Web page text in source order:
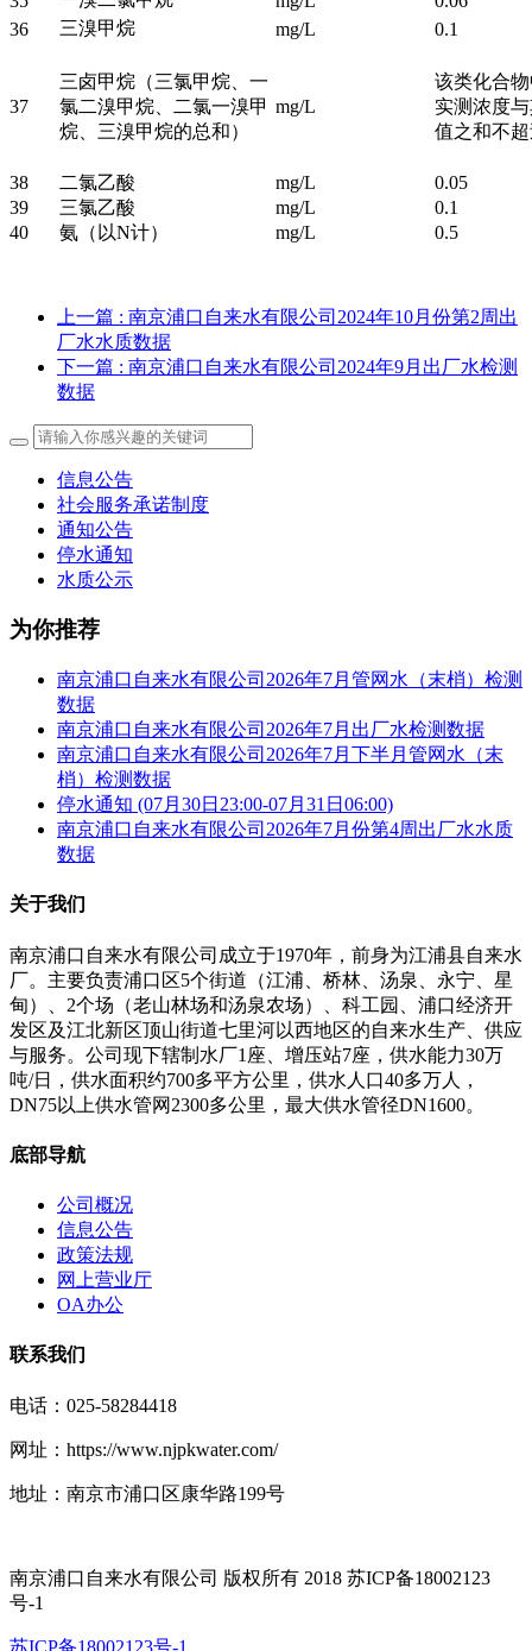
36
三溴甲烷 mg/L 0.1
37
三卤甲烷（三氯甲烷、一
氯二溴甲烷、二氯一溴甲
烷、三溴甲烷的总和）
mg/L
该类化合
实测浓度
值之和不
38 二氯乙酸 mg/L
0.05
39
三氯乙酸 mg/L
0.1
40
氨（以N计） mg/L 0.5
上一篇 : 南京浦口自来水有限公司2024年10月份第2周出
厂水水质数据
下一篇 : 南京浦口自来水有限公司2024年9月出厂水检测
数据
信息公告
社会服务承诺制度
通知公告
停水通知
水质公示
为你推荐
南京浦口自来水有限公司2026年7月管网水（末梢）检测
数据
南京浦口自来水有限公司2026年7月出厂水检测数据
南京浦口自来水有限公司2026年7月下半月管网水（末
梢）检测数据
停水通知 (07月30日23:00-07月31日06:00)
南京浦口自来水有限公司2026年7月份第4周出厂水水质
数据
关于我们
南京浦口自来水有限公司成立于1970年，前身为江浦县自来水
厂。主要负责浦口区5个街道（江浦、桥林、汤泉、永宁、星
甸）、2个场（老山林场和汤泉农场）、科工园、浦口经济开
发区及江北新区顶山街道七里河以西地区的自来水生产、供应
与服务。公司现下辖制水厂1座、增压站7座，供水能力30万
吨/日，供水面积约700多平方公里，供水人口40多万人，
DN75以上供水管网2300多公里，最大供水管径DN1600。
底部导航
公司概况
信息公告
政策法规
网上营业厅
OA办公
联系我们
电话：025-58284418
网址：https://www.njpkwater.com/
地址：南京市浦口区康华路199号
南京浦口自来水有限公司 版权所有 2018 苏ICP备18002123
号-1
苏ICP备18002123号-1